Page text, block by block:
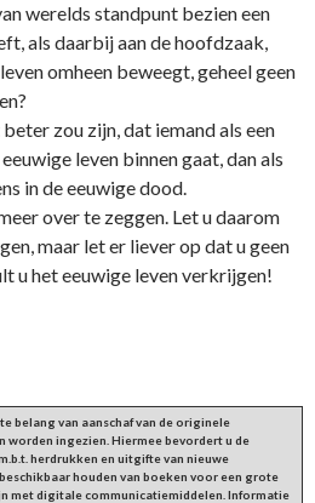
werelds standpunt bezien een
als daarbij aan de hoofdzaak,
omheen beweegt, geheel geen
zou zijn, dat iemand als een
leven binnen gaat, dan als
in de eeuwige dood.
over te zeggen. Let u daarom
maar let er liever op dat u geen
u het eeuwige leven verkrijgen!
belang van aanschaf van de originele
ingezien. Hiermee bevordert u de
herdrukken en uitgifte van nieuwe
houden van boeken voor een grote
met digitale communicatiemiddelen. Informatie